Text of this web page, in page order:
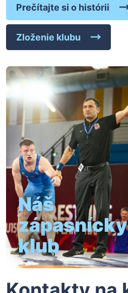
Prečítajte si o histórii
Zloženie klubu
Náš
zápasnícky
klub